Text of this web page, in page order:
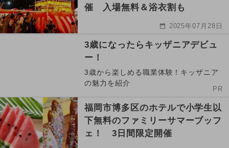
催 入場無料＆浴衣割も
2025年07月28日
3歳になったらキッザニアデビュ
ー！
3歳から楽しめる職業体験！キッザニア
の魅力を紹介
PR
福岡市博多区のホテルで小学生以
下無料のファミリーサマーブッフ
ェ！ 3日間限定開催